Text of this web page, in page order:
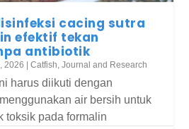
cacing sutra
efektif tekan
antibiotik
2026 |Catfish ,Journal and Research
harus diikuti dengan
air bersih untuk
toksik pada formalin